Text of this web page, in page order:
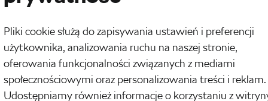
choć faktycznie wycieczka w to miejsce po 18 latach była niesamowitym
Będzie to swego rodzaju poradnik, w którym na bazie swoich doświadczeń
jak zaplanować wyjazd rowerowy do Hiszpanii…
przygody na dwóch kółkach
Pliki cookie służą do zapisywania ustawień i preferencji
użytkownika, analizowania ruchu na naszej stronie,
oferowania funkcjonalności związanych z mediami
społecznościowymi oraz personalizowania treści i reklam.
Udostępniamy również informacje o korzystaniu z